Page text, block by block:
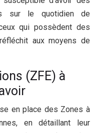
sur le quotidien de
qui possèdent des
aux moyens de
(ZFE) à
en place des Zones à
en détaillant leur